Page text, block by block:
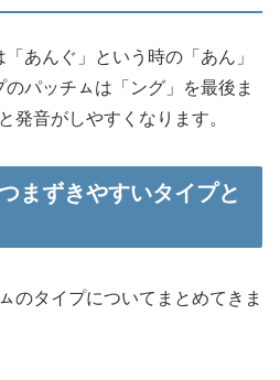
あんぐ」という時の「あん」
パッチㇺは「ング」を最後ま
発音がしやすくなります。
まずきやすいタイプと
のタイプについてまとめてきま